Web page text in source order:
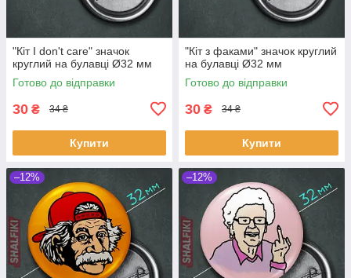
"Кіт I don't care" значок
круглий на булавці Ø32 мм
Готово до відправки
30 ₴ 34 ₴
Купити
"Кіт з факами" значок круглий
на булавці Ø32 мм
Готово до відправки
30 ₴ 34 ₴
Купити
–12% –12%